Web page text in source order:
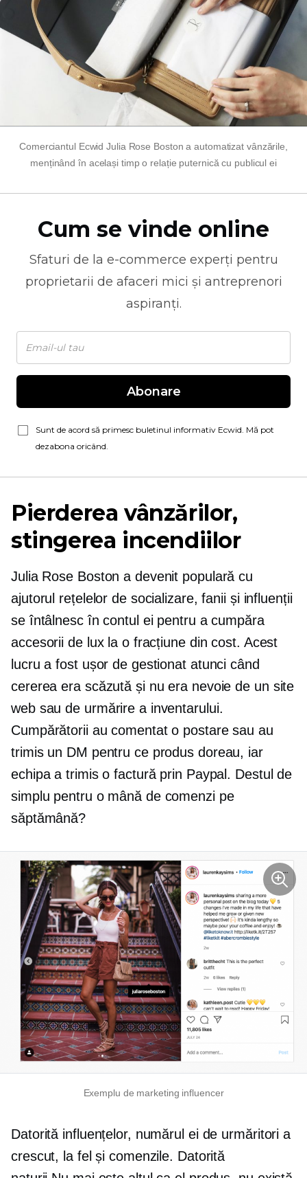
Comerciantul Ecwid Julia Rose Boston a automatizat vânzările,
menținând în același timp o relație puternică cu publicul ei
Cum se vinde online
Sfaturi de la e-commerce experți pentru
proprietarii de afaceri mici și antreprenori
aspiranți.
Abonare
Sunt de acord să primesc buletinul informativ Ecwid. Mă pot
dezabona oricând.
Pierderea vânzărilor,
stingerea incendiilor
Julia Rose Boston a devenit populară cu
ajutorul rețelelor de socializare, fanii și influenții
se întâlnesc în contul ei pentru a cumpăra
accesorii de lux la o fracțiune din cost. Acest
lucru a fost ușor de gestionat atunci când
cererea era scăzută și nu era nevoie de un site
web sau de urmărire a inventarului.
Cumpărătorii au comentat o postare sau au
trimis un DM pentru ce produs doreau, iar
echipa a trimis o factură prin Paypal. Destul de
simplu pentru o mână de comenzi pe
săptămână?
Exemplu de marketing influencer
Datorită influențelor, numărul ei de urmăritori a
crescut, la fel și comenzile. Datorită